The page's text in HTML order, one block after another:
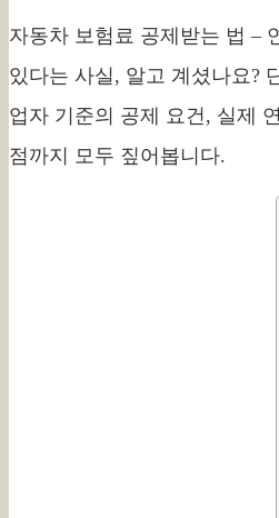
자동차 보험료 공제받는 법 –
있다는 사실, 알고 계셨나요?
업자 기준의 공제 요건, 실제
점까지 모두 짚어봅니다.